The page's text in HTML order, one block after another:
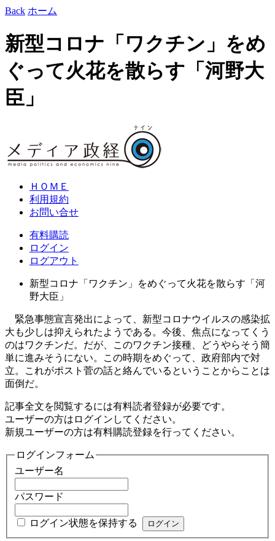
Back ホーム
新型コロナ「ワクチン」をめ
ぐって火花を散らす「河野大
臣」
ＨＯＭＥ
利用規約
お問い合せ
有料購読
ログイン
ログアウト
新型コロナ「ワクチン」をめぐって火花を散らす「河
野大臣」
緊急事態宣言発出によって、新型コロナウイルスの感染拡
大も少しは抑えられたようである。今後、焦点になってくう
のはワクチンだ。だが、このワクチン接種、どうやらそう簡
単に進みそうにない。この時期をめぐって、政府部内で対
立。これがポスト菅の話と絡んでいるということからことは
面倒だ。
記事全文を閲覧するには有料読者登録が必要です。
ユーザーの方はログインしてください。
新規ユーザーの方は有料購読登録を行ってください。
ログインフォーム
ユーザー名
パスワード
ログイン状態を保持する